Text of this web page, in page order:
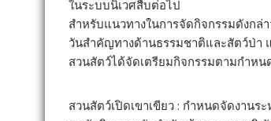
ในระบบนิเวศสืบต่อไป
สำหรับแนวทางในการจัดกิจกรรมดังกล่
วันสำคัญทางด้านธรรมชาติและสัตว์ป่า
สวนสัตว์ได้จัดเตรียมกิจกรรมตามกำหน
สวนสัตว์เปิดเขาเขียว : กำหนดจัดงานร